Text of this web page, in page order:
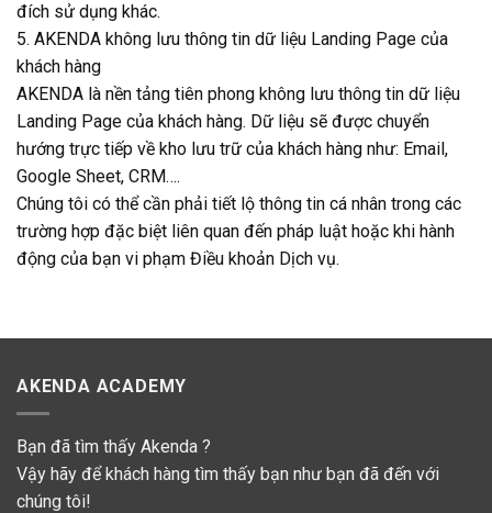
đích sử dụng khác.
5. AKENDA không lưu thông tin dữ liệu Landing Page của
khách hàng
AKENDA là nền tảng tiên phong không lưu thông tin dữ liệu
Landing Page của khách hàng. Dữ liệu sẽ được chuyển
hướng trực tiếp về kho lưu trữ của khách hàng như: Email,
Google Sheet, CRM….
Chúng tôi có thể cần phải tiết lộ thông tin cá nhân trong các
trường hợp đặc biệt liên quan đến pháp luật hoặc khi hành
động của bạn vi phạm Điều khoản Dịch vụ.
AKENDA ACADEMY
Bạn đã tìm thấy Akenda ?
Vậy hãy để khách hàng tìm thấy bạn như bạn đã đến với
chúng tôi!